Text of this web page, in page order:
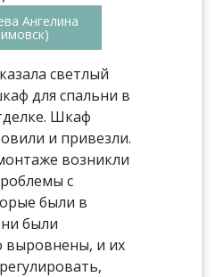
Ангелина
светлый
для спальни в
Шкаф
и привезли.
возникли
с
были в
были
выровнены, и их